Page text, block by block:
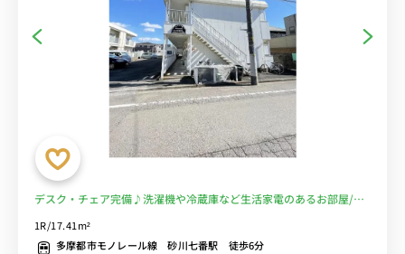
デスク・チェア完備♪洗濯機や冷蔵庫など生活家電のあるお部屋/国
Fi格安レンタル中！
1R/17.41m²
多摩都市モノレール線 砂川七番駅 徒歩6分